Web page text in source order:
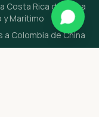
Costa Rica de China
y Marítimo
a Colombia de China